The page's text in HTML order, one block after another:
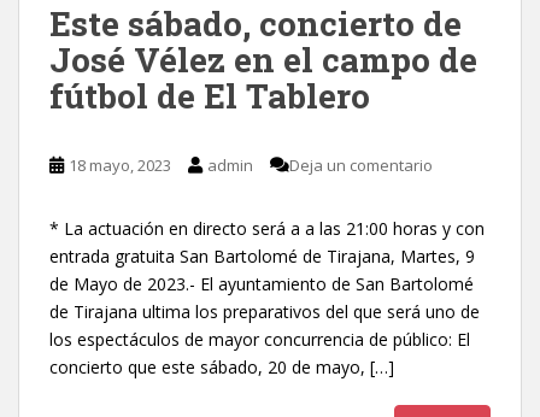
Este sábado, concierto de
José Vélez en el campo de
fútbol de El Tablero
18 mayo, 2023 admin Deja un comentario
* La actuación en directo será a a las 21:00 horas y con
entrada gratuita San Bartolomé de Tirajana, Martes, 9
de Mayo de 2023.- El ayuntamiento de San Bartolomé
de Tirajana ultima los preparativos del que será uno de
los espectáculos de mayor concurrencia de público: El
concierto que este sábado, 20 de mayo, […]